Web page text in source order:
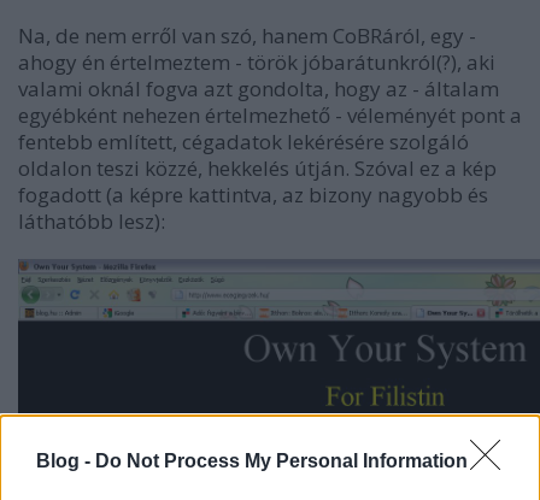
Blog - Do Not Process My Personal Information
Na, de nem erről van szó, hanem CoBRáról, egy -
ahogy én értelmeztem - török jóbarátunkról(?), aki
valami oknál fogva azt gondolta, hogy az - általam
egyébként nehezen értelmezhető - véleményét pont a
fentebb említett, cégadatok lekérésére szolgáló
oldalon teszi közzé, hekkelés útján. Szóval ez a kép
fogadott (a képre kattintva, az bizony nagyobb és
láthatóbb lesz):